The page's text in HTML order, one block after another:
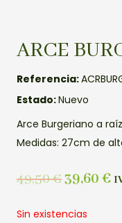
ARCE
Referencia:
Estado:Nuevo
Arce Burgeriano a
Medidas: 27cm de
49,50€39,60 €
Sin existencias